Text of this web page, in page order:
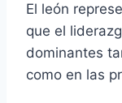
El león
que el
dominantes
como en las